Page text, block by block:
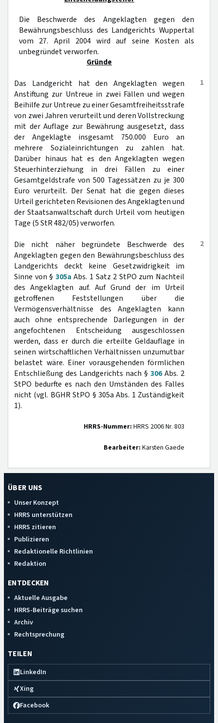
Die Beschwerde des Angeklagten gegen den
Bewährungsbeschluss des Landgerichts Wuppertal
vom 27. April 2004 wird auf seine Kosten als
unbegründet verworfen.
Gründe
1
Das Landgericht hat den Angeklagten wegen
Anstiftung zur Untreue in zwei Fällen und wegen
Beihilfe zur Untreue zu einer Gesamtfreiheitsstrafe
von zwei Jahren verurteilt und deren Vollstreckung
mit der Auflage zur Bewährung ausgesetzt, dass
der Angeklagte insgesamt 750.000 Euro an
mehrere Sozialeinrichtungen zu zahlen hat.
Darüber hinaus hat es den Angeklagten wegen
Steuerhinterziehung in drei Fällen zu einer
Gesamtgeldstrafe von 500 Tagessätzen zu je 300
Euro verurteilt. Der Senat hat die gegen dieses
Urteil gerichteten Revisionen des Angeklagten und
der Staatsanwaltschaft durch Urteil vom heutigen
Tage (5 StR 482/05) verworfen.
2
Die nicht näher begründete Beschwerde des
Angeklagten gegen den Bewährungsbeschluss des
Landgerichts deckt keine Gesetzwidrigkeit im
Sinne von § 305a Abs. 1 Satz 2 StPO zum Nachteil
des Angeklagten auf. Auf Grund der im Urteil
getroffenen Feststellungen über die
Vermögensverhältnisse des Angeklagten kann
auch ohne entsprechende Darlegungen in der
angefochtenen Entscheidung ausgeschlossen
werden, dass er durch die erteilte Geldauflage in
seinen wirtschaftlichen Verhältnissen unzumutbar
belastet wäre. Einer vorausgehenden förmlichen
Entschließung des Landgerichts nach § 306Abs. 2
StPO bedurfte es nach den Umständen des Falles
nicht (vgl. BGHR StPO § 305a Abs. 1 Zuständigkeit
1).
HRRS-Nummer: HRRS 2006 Nr. 803
Bearbeiter: Karsten Gaede
ÜBER UNS
Unser Konzept
HRRS unterstützen
HRRS zitieren
Publizieren
Redaktionelle Richtlinien
Redaktion
ENTDECKEN
Aktuelle Ausgabe
HRRS-Beiträge suchen
Archiv
Rechtsprechung
TEILEN
LinkedIn
Xing
Facebook